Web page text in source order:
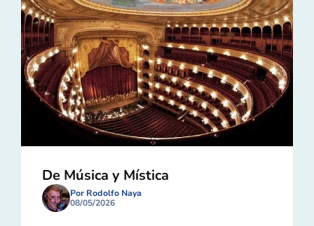
De Música y Mística
Por Rodolfo Naya
08/05/2026